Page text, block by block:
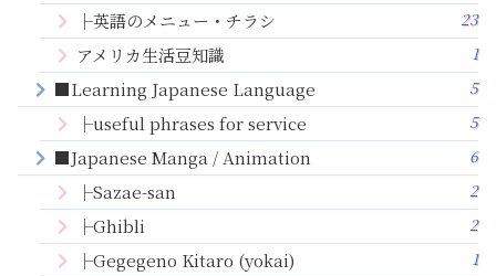
├英語のメニュー・チラシ 23
アメリカ生活豆知識 1
■Learning Japanese Language 5
├useful phrases for service 5
■Japanese Manga / Animation 6
├Sazae-san 2
├Ghibli 2
├Gegegeno Kitaro (yokai) 1